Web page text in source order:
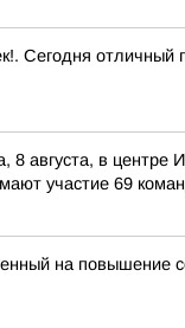
Сегодня отличный
8 августа, в
участие 69
на повышение